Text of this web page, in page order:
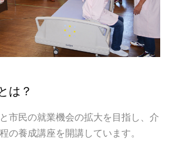
は？
市民の就業機会の拡大を目指し、介
の養成講座を開講しています。